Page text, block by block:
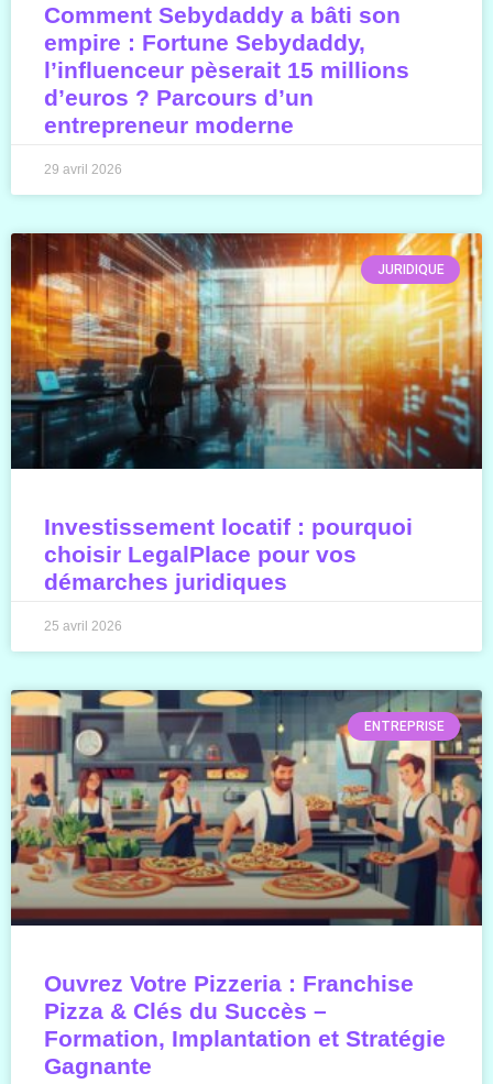
Comment Sebydaddy a bâti son
empire : Fortune Sebydaddy,
l’influenceur pèserait 15 millions
d’euros ? Parcours d’un
entrepreneur moderne
29 avril 2026
JURIDIQUE
Investissement locatif : pourquoi
choisir LegalPlace pour vos
démarches juridiques
25 avril 2026
ENTREPRISE
Ouvrez Votre Pizzeria : Franchise
Pizza & Clés du Succès –
Formation, Implantation et Stratégie
Gagnante